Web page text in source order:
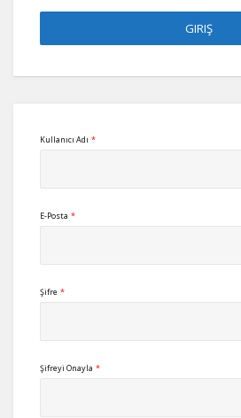
Kullanıcı Adı *
E-Posta *
Şifre *
Şifreyi Onayla *